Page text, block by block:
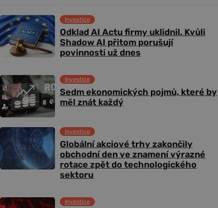
Odklad AI Actu firmy uklidnil. Kvůli
Shadow AI přitom porušují
povinnosti už dnes
Investice
Sedm ekonomických pojmů, které by
měl znát každý
Investice
Globální akciové trhy zakončily
obchodní den ve znamení výrazné
rotace zpět do technologického
sektoru
Investice
Investice